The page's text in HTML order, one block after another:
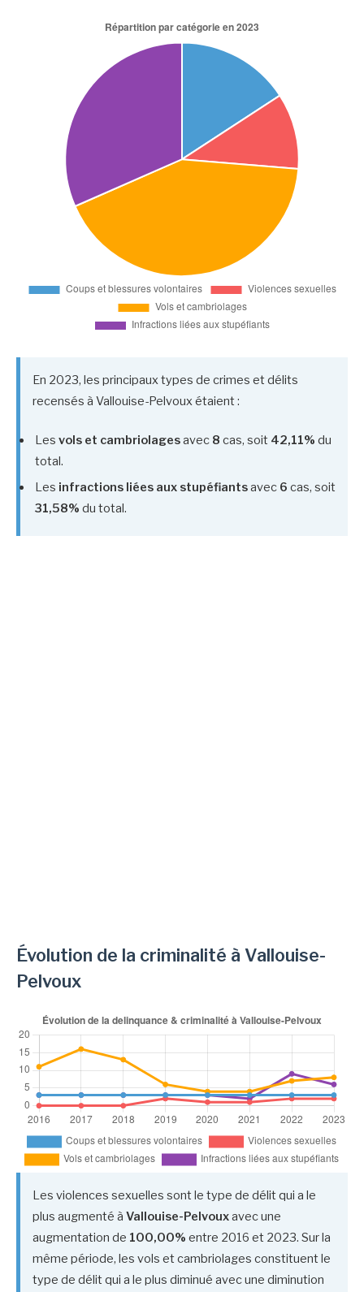
En 2023, les principaux types de crimes et délits
recensés à Vallouise-Pelvoux étaient :
Les vols et cambriolagesavec 8 cas, soit 42,11% du
total.
Les infractions liées aux stupéfiantsavec 6 cas, soit
31,58% du total.
Évolution de la criminalité à Vallouise-
Pelvoux
Les violences sexuelles sont le type de délit qui a le
plus augmenté à Vallouise-Pelvouxavec une
augmentation de 100,00% entre 2016 et 2023. Sur la
même période, les vols et cambriolages constituent le
type de délit qui a le plus diminué avec une diminution